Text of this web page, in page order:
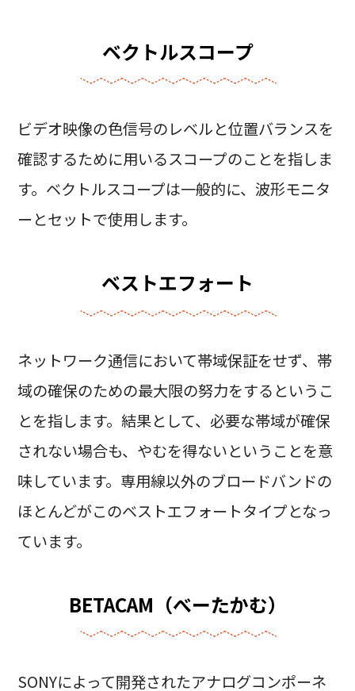
ベクトルスコープ
ビデオ映像の色信号のレベルと位置バランスを
確認するために用いるスコープのことを指しま
す。ベクトルスコープは一般的に、波形モニタ
ーとセットで使用します。
ベストエフォート
ネットワーク通信において帯域保証をせず、帯
域の確保のための最大限の努力をするというこ
とを指します。結果として、必要な帯域が確保
されない場合も、やむを得ないということを意
味しています。専用線以外のブロードバンドの
ほとんどがこのベストエフォートタイプとなっ
ています。
BETACAM（べーたかむ）
SONYによって開発されたアナログコンポーネ